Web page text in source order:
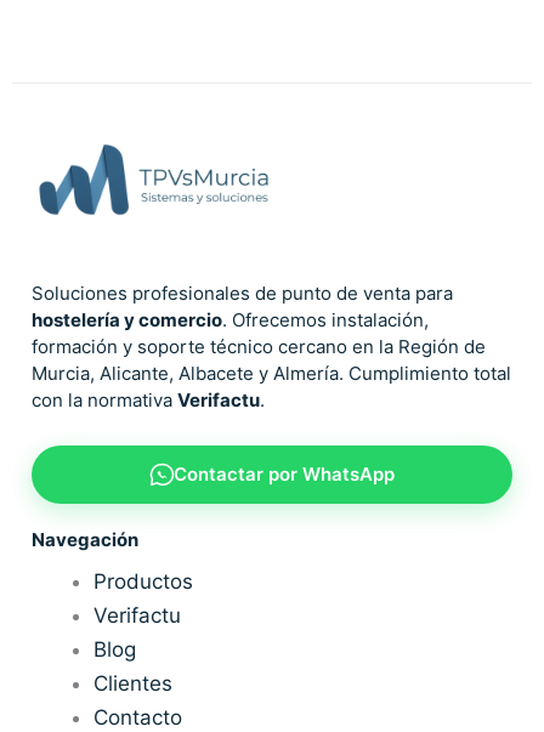
Soluciones profesionales de punto de venta para
hostelería y comercio. Ofrecemos instalación,
formación y soporte técnico cercano en la Región de
Murcia, Alicante, Albacete y Almería. Cumplimiento total
con la normativa Verifactu.
Contactar por WhatsApp
Navegación
Productos
Verifactu
Blog
Clientes
Contacto